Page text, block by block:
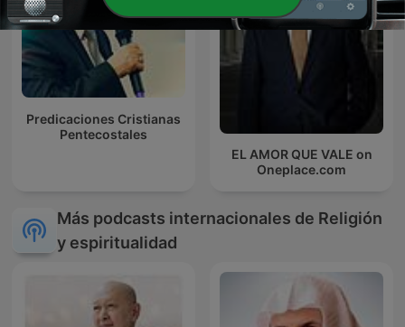
Predicaciones Cristianas
Pentecostales
EL AMOR QUE VALE on
Oneplace.com
Más podcasts internacionales de Religión
y espiritualidad